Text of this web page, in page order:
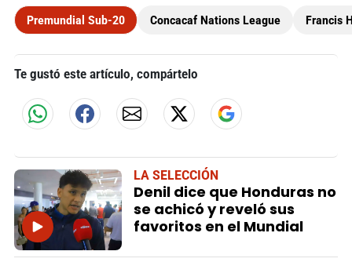
Premundial Sub-20 Concacaf Nations League Francis
Te gustó este artículo, compártelo
LA SELECCIÓN
Denil dice que Honduras no
se achicó y reveló sus
favoritos en el Mundial